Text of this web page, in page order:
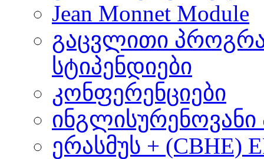
Jean Monnet Module
გაცვლითი
სტიპენდიები
კონფერენციები
ერასმუს + (CBHE)